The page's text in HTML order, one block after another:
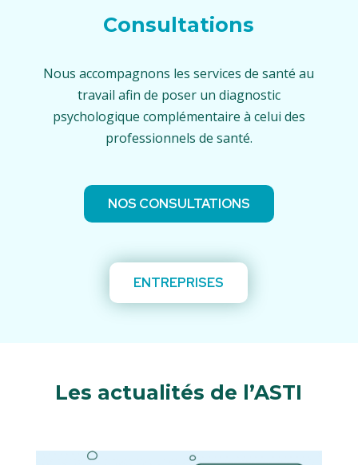
Consultations
Nous accompagnons les services de santé au
travail afin de poser un diagnostic
psychologique complémentaire à celui des
professionnels de santé.
NOS CONSULTATIONS
ENTREPRISES
Les actualités de l’ASTI